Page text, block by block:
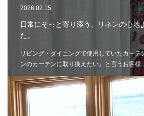
2026.02.15
日常にそっと寄り添う、リネンの心地
た。
リビング・ダイニングで使用していたカーテ
ンのカーテンに取り換えたい』と言うお客